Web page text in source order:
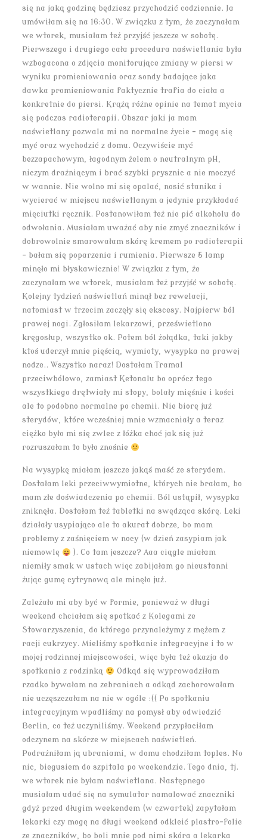
się na jaką godzinę będziesz przychodzić codziennie. Ja
umówiłam się na 16:30. W związku z tym, że zaczynałam
we wtorek, musiałam też przyjść jeszcze w sobotę.
Pierwszego i drugiego cała procedura naświetlania była
wzbogacona o zdjęcia monitorujące zmiany w piersi w
wyniku promieniowania oraz sondy badające jaka
dawka promieniowania faktycznie trafia do ciała a
konkretnie do piersi. Krążą różne opinie na temat mycia
się podczas radioterapii. Obszar jaki ja mam
naświetlany pozwala mi na normalne życie – mogę się
myć oraz wychodzić z domu. Oczywiście myć
bezzapachowym, łagodnym żelem o neutralnym pH,
niczym drażniącym i brać szybki prysznic a nie moczyć
w wannie. Nie wolno mi się opalać, nosić stanika i
wycierać w miejscu naświetlanym a jedynie przykładać
mięciutki ręcznik. Postanowiłam też nie pić alkoholu do
odwołania. Musiałam uważać aby nie zmyć znaczników i
dobrowolnie smarowałam skórę kremem po radioterapii
– bałam się poparzenia i rumienia. Pierwsze 5 lamp
minęło mi błyskawicznie! W związku z tym, że
zaczynałam we wtorek, musiałam też przyjść w sobotę.
Kolejny tydzień naświetlań minął bez rewelacji,
natomiast w trzecim zaczęły się ekscesy. Najpierw ból
prawej nogi. Zgłosiłam lekarzowi, prześwietlono
kręgosłup, wszystko ok. Potem ból żołądka, taki jakby
ktoś uderzył mnie pięścią, wymioty, wysypka na prawej
nodze.. Wszystko naraz! Dostałam Tramal
przeciwbólowo, zamiast Ketonalu bo oprócz tego
wszystkiego drętwiały mi stopy, bolały mięśnie i kości
ale to podobno normalne po chemii. Nie biorę już
sterydów, które wcześniej mnie wzmacniały a teraz
ciężko było mi się zwlec z łóżka choć jak się już
rozruszałam to było znośnie
Na wysypkę miałam jeszcze jakąś maść ze sterydem.
Dostałam leki przeciwwymiotne, których nie brałam, bo
mam złe doświadczenia po chemii. Ból ustąpił, wysypka
zniknęła. Dostałam też tabletki na swędząca skórę. Leki
działały usypiająco ale to akurat dobrze, bo mam
problemy z zaśnięciem w nocy (w dzień zasypiam jak
niemowlę
). Co tam jeszcze? Aaa ciągle miałam
niemiły smak w ustach więc zabijałam go nieustanni
żując gumę cytrynową ale minęło już.
Zależało mi aby być w formie, ponieważ w długi
weekend chciałam się spotkać z Kolegami ze
Stowarzyszenia, do którego przynależymy z mężem z
racji cukrzycy. Mieliśmy spotkanie integracyjne i to w
mojej rodzinnej miejscowości, więc była też okazja do
spotkania z rodzinką
Odkąd się wyprowadziłam
rzadko bywałam na zebraniach a odkąd zachorowałam
nie uczęszczałam na nie w ogóle :(( Po spotkaniu
integracyjnym wpadliśmy na pomysł aby odwiedzić
Berlin, co też uczyniliśmy. Weekend przypłaciłam
odczynem na skórze w miejscach naświetleń.
Podrażniłam ją ubraniami, w domu chodziłam toples. No
nic, biegusiem do szpitala po weekendzie. Tego dnia, tj.
we wtorek nie byłam naświetlana. Następnego
musiałam udać się na symulator namalować znaczniki
gdyż przed długim weekendem (w czwartek) zapytałam
lekarki czy mogę na długi weekend odkleić plastro-folie
ze znaczników, bo boli mnie pod nimi skóra a lekarka